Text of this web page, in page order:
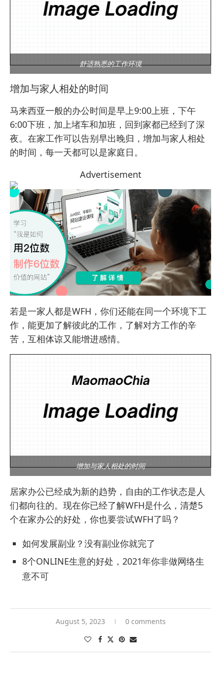
舒适熟悉的工作环境
增加与家人相处的时间
马来西亚一般的办公时间是早上9:00上班，下午
6:00下班，加上堵车和加班，回到家都已经到了深
夜。在家工作可以告别早出晚归，增加与家人相处
的时间，每一天都可以是家庭日。
Advertisement
若是一家人都是WFH，你们还能在同一个环境下工
作，能更加了解彼此的工作，了解对方工作的辛
苦，互相体谅又能增进感情。
增加与家人相处的时间
居家办公已经成为新的趋势，自由的工作状态是人
们都向往的。现在你已经了解WFH是什么，清楚5
个在家办公的好处，你也要尝试WFH了吗？
如何发展副业？没有副业你就完了
8个ONLINE生意的好处，2021年你非做网络生
意不可
August 5, 2023 0 comments